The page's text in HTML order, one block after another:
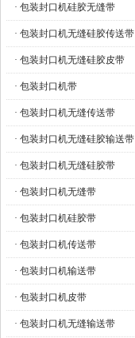
· 包装封口机硅胶无缝带
· 包装封口机无缝硅胶传送带
· 包装封口机无缝硅胶皮带
· 包装封口机带
· 包装封口机无缝传送带
· 包装封口机无缝硅胶输送带
· 包装封口机无缝硅胶带
· 包装封口机无缝带
· 包装封口机硅胶带
· 包装封口机传送带
· 包装封口机输送带
· 包装封口机皮带
· 包装封口机无缝输送带